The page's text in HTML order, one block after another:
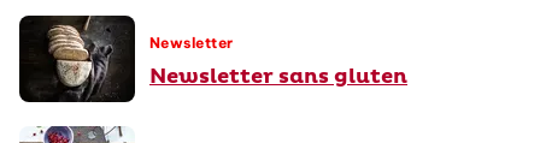
Newsletter
Newsletter sans gluten